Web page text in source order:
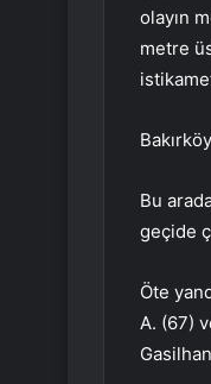
olayın
metre
Bu
geçide
Öte
A. (67)